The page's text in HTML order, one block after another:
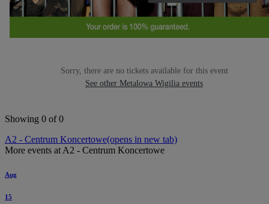
Sorry, there are no tickets available for this event
See other Metalowa Wigilia events
Showing 0 of 0
A2 - Centrum Koncertowe(opens in new tab)
More events at A2 - Centrum Koncertowe
Aug
15